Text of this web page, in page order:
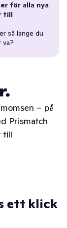
för alla nya
till
så länge du
va?
– på
Prismatch
till
ett klick